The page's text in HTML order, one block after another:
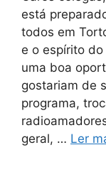
está
todos em
e o espírito
uma boa
gostariam de
programa,
geral, … Ler